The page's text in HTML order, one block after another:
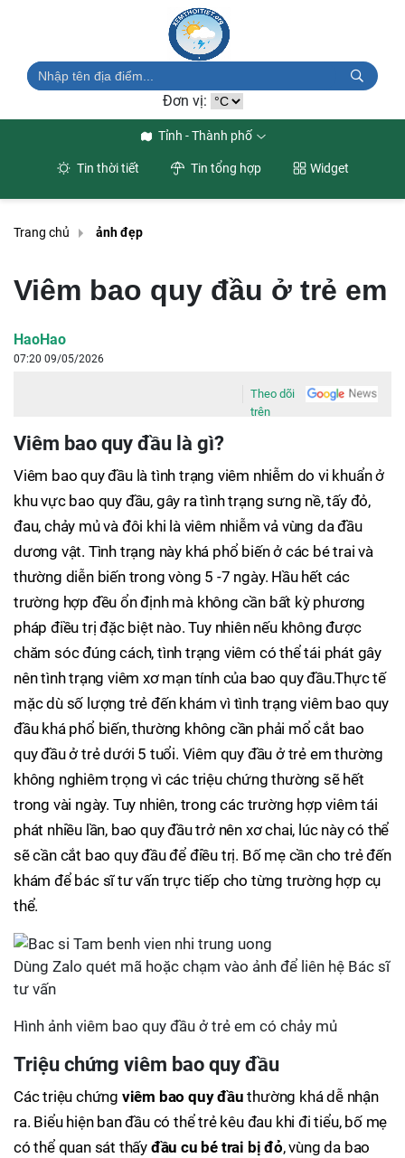
Đơn vị:
Tỉnh - Thành phố
Tin thời tiết Tin tổng hợp Widget
Trang chủ ảnh đẹp
Viêm bao quy đầu ở trẻ em
HaoHao
07:20 09/05/2026
Theo dõi
trên
Viêm bao quy đầu là gì?
Viêm bao quy đầu là tình trạng viêm nhiễm do vi khuẩn ở
khu vực bao quy đầu, gây ra tình trạng sưng nề, tấy đỏ,
đau, chảy mủ và đôi khi là viêm nhiễm vả vùng da đầu
dương vật. Tình trạng này khá phổ biến ở các bé trai và
thường diễn biến trong vòng 5 -7 ngày. Hầu hết các
trường hợp đều ổn định mà không cần bất kỳ phương
pháp điều trị đặc biệt nào. Tuy nhiên nếu không được
chăm sóc đúng cách, tình trạng viêm có thể tái phát gây
nên tình trạng viêm xơ mạn tính của bao quy đầu.Thực tế
mặc dù số lượng trẻ đến khám vì tình trạng viêm bao quy
đầu khá phổ biến, thường không cần phải mổ cắt bao
quy đầu ở trẻ dưới 5 tuổi. Viêm quy đầu ở trẻ em thường
không nghiêm trọng vì các triệu chứng thường sẽ hết
trong vài ngày. Tuy nhiên, trong các trường hợp viêm tái
phát nhiều lần, bao quy đầu trở nên xơ chai, lúc này có thể
sẽ cần cắt bao quy đầu để điều trị. Bố mẹ cần cho trẻ đến
khám để bác sĩ tư vấn trực tiếp cho từng trường hợp cụ
thể.
Dùng Zalo quét mã hoặc chạm vào ảnh để liên hệ Bác sĩ
tư vấn
Hình ảnh viêm bao quy đầu ở trẻ em có chảy mủ
Triệu chứng viêm bao quy đầu
Các triệu chứng viêm bao quy đầu thường khá dễ nhận
ra. Biểu hiện ban đầu có thể trẻ kêu đau khi đi tiểu, bố mẹ
có thể quan sát thấy đầu cu bé trai bị đỏ, vùng da bao